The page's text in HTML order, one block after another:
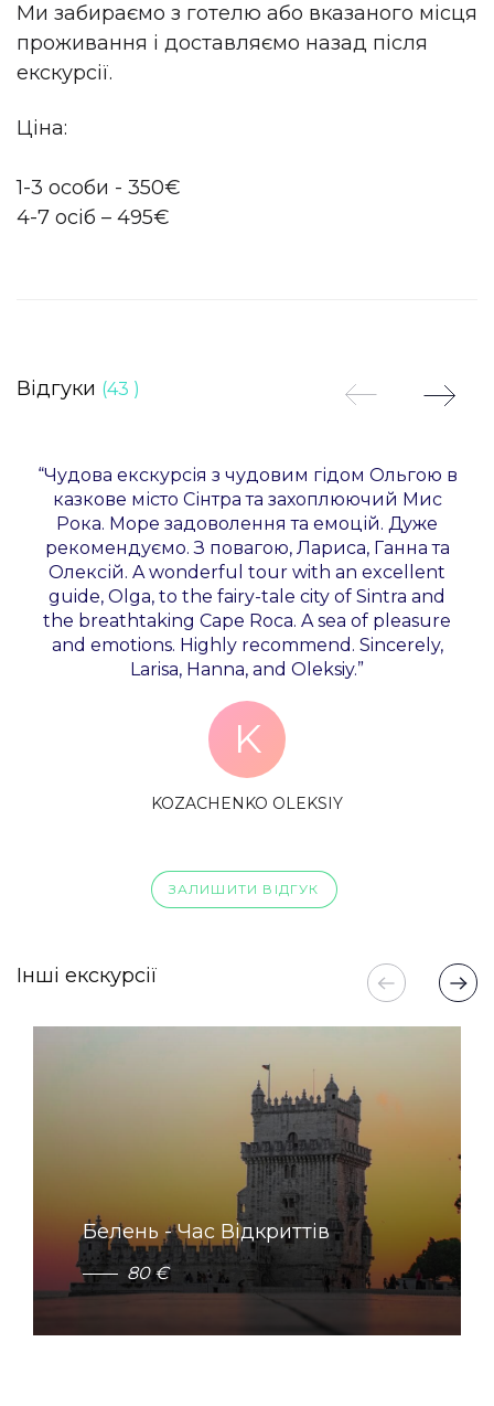
Ми забираємо з готелю або вказаного місця
проживання і доставляємо назад після
екскурсії.
Ціна:
1-3 особи - 350€
4-7 осіб – 495€
Відгуки (43 )
“Чудова екскурсія з чудовим гідом Ольгою в
казкове місто Сінтра та захоплюючий Мис
Рока. Море задоволення та емоцій. Дуже
рекомендуємо. З повагою, Лариса, Ганна та
Олексій. A wonderful tour with an excellent
guide, Olga, to the fairy-tale city of Sintra and
the breathtaking Cape Roca. A sea of pleasure
and emotions. Highly recommend. Sincerely,
Larisa, Hanna, and Oleksiy.”
K
KOZACHENKO OLEKSIY
ЗАЛИШИТИ ВІДГУК
Інші екскурсії
Белень - Час Відкриттів
80 €